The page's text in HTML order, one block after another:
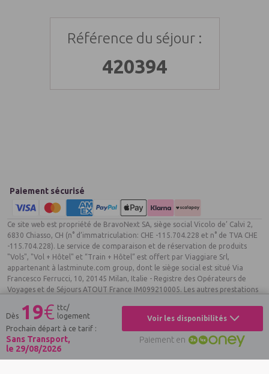
Dès 19€ ttc/
logement
Prochain départ à ce tarif :
Sans Transport,
le 29/08/2026
Voir les disponibilités
Paiement en
Référence du séjour :
420394
Paiement sécurisé
Ce site web est propriété de BravoNext SA, siège social Vicolo de’ Calvi 2,
6830 Chiasso, CH (n° d’immatriculation: CHE -115.704.228 et n° de TVA CHE
-115.704.228). Le service de comparaison et de réservation de produits
"Vols", "Vol + Hôtel" et “Train + Hôtel” est offert par Viaggiare Srl,
appartenant à lastminute.com group, dont le siège social est situé Via
Francesco Ferrucci, 10, 20145 Milan, Italie - Registre des Opérateurs de
Voyages et de Séjours ATOUT France IM099210005. Les autres prestations
appartenant à lastminute.com group - 75, boulevard Haussmann 75008
Paris France. R.C.S Paris n° 809 437 072. N° TVA : FR36 809 437 072 - autre
établissement 8 avenue Percier 75008 Paris, Garant: APST, Assurance RCP
ALLIANZ 086 931 092, Registre des Opérateurs de Voyages et de Séjours
ATOUT France IM092150005, agrément IATA n° 20-2 6439 2, ou par les